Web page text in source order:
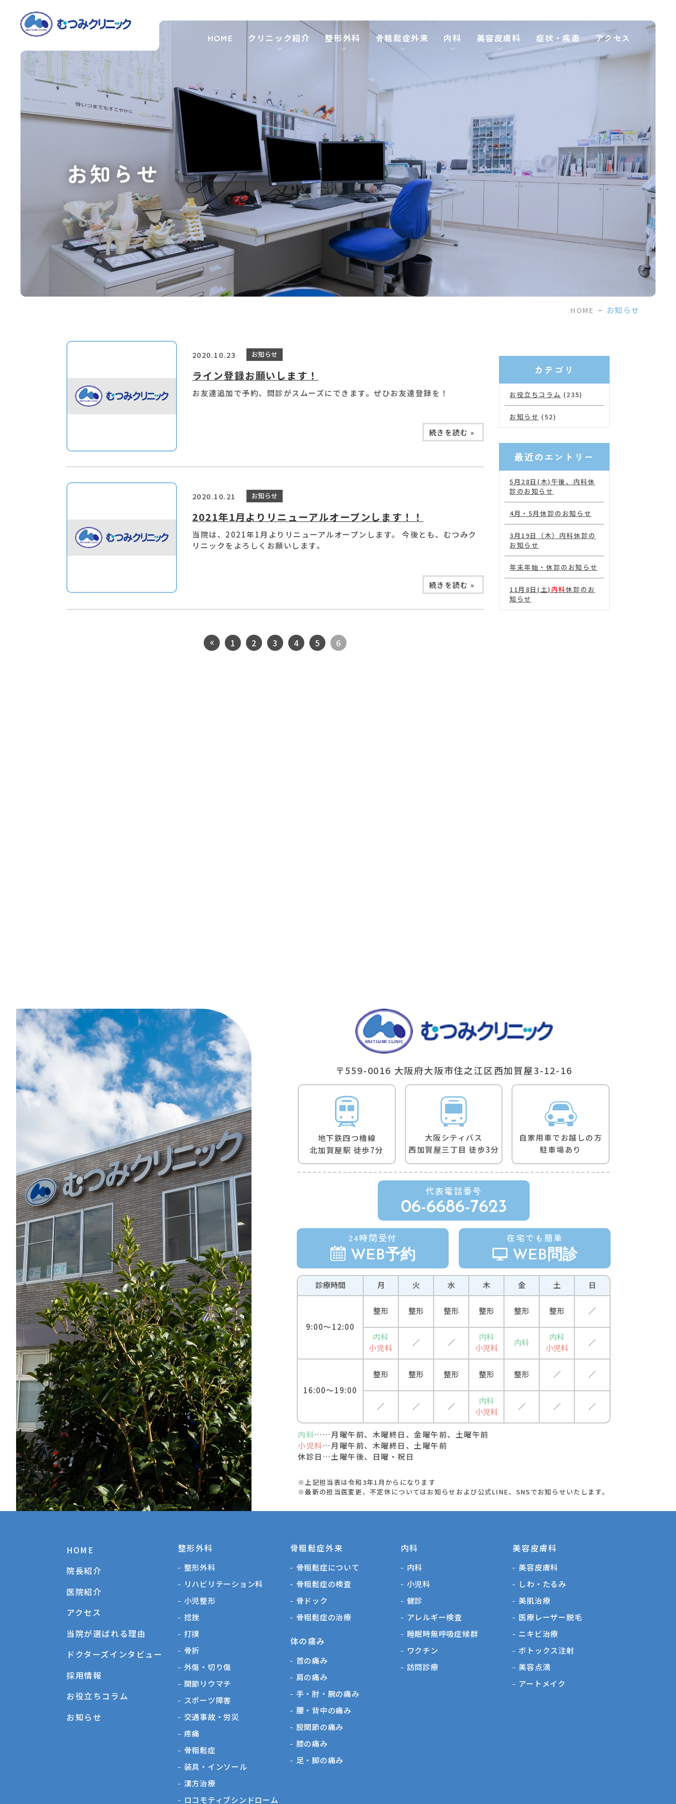
h1
HOME クリニック紹介 整形外科 骨粗鬆症外来 内科 美容⽪膚科 症状・疾患 アクセス
お知らせ
HOME お知らせ
2020.10.23 お知らせ
ライン登録お願いします！
お友達追加で予約、問診がスムーズにできます。ぜひお友達登録を！
続きを読む »
2020.10.21 お知らせ
2021年1月よりリニューアルオープンします！！
当院は、2021年1月よりリニューアルオープンします。 今後とも、むつみク
リニックをよろしくお願いします。
続きを読む »
1 2 3 4 5 6
カテゴリ
お役立ちコラム (235)
お知らせ (52)
最近のエントリー
5月28日(木)午後、内科休
診のお知らせ
4月・5月休診のお知らせ
3月19日（木）内科休診の
お知らせ
年末年始・休診のお知らせ
11月8日(土) 内科休診のお
知らせ
〒559-0016 ⼤阪府⼤阪市住之江区⻄加賀屋3-12-16
地下鉄四つ橋線
北加賀屋駅 徒歩7分
⼤阪シティバス
⻄加賀屋三丁⽬ 徒歩3分
自家用車でお越しの方
駐車場あり
代表電話番号
06-6686-7623
24時間受付
WEB予約
在宅でも簡単
WEB問診
診療時間 月 火 水 木 金 土 日
9:00〜12:00
整形 整形 整形 整形 整形 整形 ／
内科
小児科
／ ／
内科
小児科
内科
内科
小児科
／
16:00〜19:00
整形 整形 整形 整形 整形 ／ ／
／ ／ ／
内科
小児科
／ ／ ／
内科……月曜午前、木曜終日、金曜午前、土曜午前
小児科…月曜午前、木曜終日、土曜午前
休診日…土曜午後、日曜・祝日
※上記担当表は令和3年1月からになります
※最新の担当医変更、不定休についてはお知らせおよび公式LINE、SNSでお知らせいたします。
HOME
院長紹介
医院紹介
アクセス
当院が選ばれる理由
ドクターズインタビュー
採用情報
お役立ちコラム
お知らせ
整形外科
整形外科
リハビリテーション科
⼩児整形
捻挫
打撲
骨折
外傷・切り傷
関節リウマチ
スポーツ障害
交通事故・労災
疼痛
骨粗鬆症
装具・インソール
漢方治療
ロコモティブシンドローム
⾻粗鬆症外来
骨粗鬆症について
骨粗鬆症の検査
骨ドック
骨粗鬆症の治療
体の痛み
首の痛み
肩の痛み
手・肘・腕の痛み
腰・背中の痛み
股関節の痛み
膝の痛み
足・脚の痛み
内科
内科
小児科
健診
アレルギー検査
睡眠時無呼吸症候群
ワクチン
訪問診療
美容⽪膚科
美容皮膚科
しわ・たるみ
美肌治療
医療レーザー脱毛
ニキビ治療
ボトックス注射
美容点滴
アートメイク